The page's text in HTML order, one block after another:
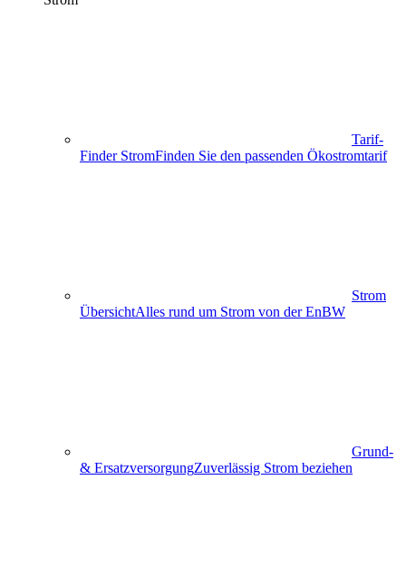
Tarif-
Finder StromFinden Sie den passenden Ökostromtarif
Strom
ÜbersichtAlles rund um Strom von der EnBW
Grund-
& ErsatzversorgungZuverlässig Strom beziehen